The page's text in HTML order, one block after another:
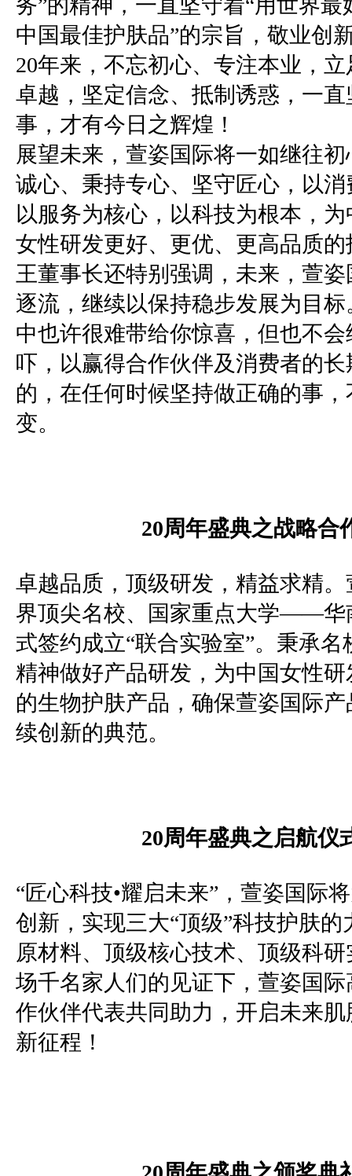
务”的精神，一直坚守着“用世界最
中国最佳护肤品”的宗旨，敬业创
20年来，不忘初心、专注本业，
卓越，坚定信念、抵制诱惑，一
事，才有今日之辉煌！
展望未来，萱姿国际将一如继往
诚心、秉持专心、坚守匠心，以
以服务为核心，以科技为根本，
女性研发更好、更优、更高品质的
王董事长还特别强调，未来，萱
逐流，继续以保持稳步发展为目
中也许很难带给你惊喜，但也不
吓，以赢得合作伙伴及消费者的
的，在任何时候坚持做正确的事
变。
20周年盛典之战略合
卓越品质，顶级研发，精益求精
界顶尖名校、国家重点大学——华
式签约成立“联合实验室”。秉承名
精神做好产品研发，为中国女性
的生物护肤产品，确保萱姿国际
续创新的典范。
20周年盛典之启航仪
“匠心科技•耀启未来”，萱姿国际
创新，实现三大“顶级”科技护肤
原材料、顶级核心技术、顶级科
场千名家人们的见证下，萱姿国
作伙伴代表共同助力，开启未来
新征程！